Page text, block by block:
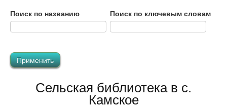
Поиск по названию
Поиск по ключевым словам
Сельская библиотека в с.
Камское